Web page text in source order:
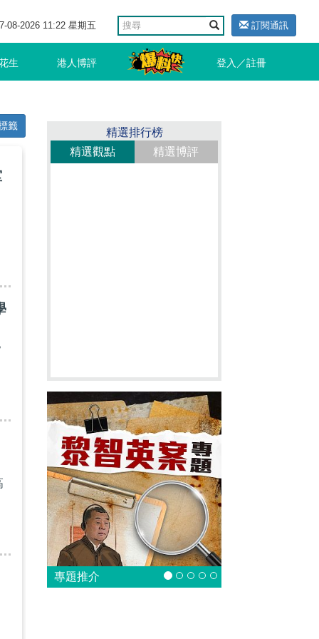
08-2026 11:22 星期五 訂閱通訊
生 港人博評 登入／註冊
籤
精選排行榜
精選觀點
精選博評
專題推介